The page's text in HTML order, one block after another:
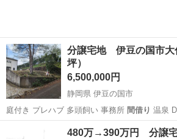
分譲宅地 伊豆の国市
坪）
6,500,000円
静岡県 伊豆の国市
庭付き プレハブ 多頭飼い 事務所 間借り 温泉
駐…
伊豆の国市 土地販売/土地売買
480万→390万円 分譲